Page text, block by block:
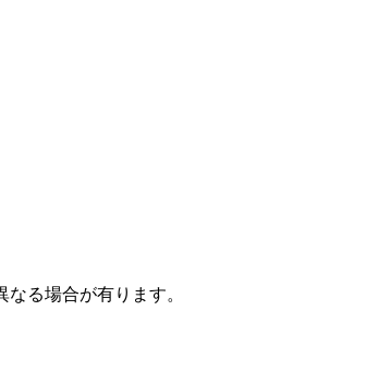
る場合が有ります。